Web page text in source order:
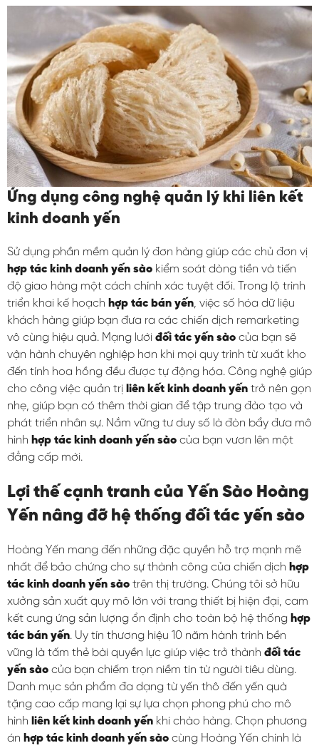
Ứng dụng công nghệ quản lý khi liên kết
kinh doanh yến
Sử dụng phần mềm quản lý đơn hàng giúp các chủ đơn vị
hợp tác kinh doanh yến sào kiểm soát dòng tiền và tiến
độ giao hàng một cách chính xác tuyệt đối. Trong lộ trình
triển khai kế hoạch hợp tác bán yến, việc số hóa dữ liệu
khách hàng giúp bạn đưa ra các chiến dịch remarketing
vô cùng hiệu quả. Mạng lưới đối tác yến sào của bạn sẽ
vận hành chuyên nghiệp hơn khi mọi quy trình từ xuất kho
đến tính hoa hồng đều được tự động hóa. Công nghệ giúp
cho công việc quản trị liên kết kinh doanh yến trở nên gọn
nhẹ, giúp bạn có thêm thời gian để tập trung đào tạo và
phát triển nhân sự. Nắm vững tư duy số là đòn bẩy đưa mô
hình hợp tác kinh doanh yến sào của bạn vươn lên một
đẳng cấp mới.
Lợi thế cạnh tranh của Yến Sào Hoàng
Yến nâng đỡ hệ thống đối tác yến sào
Hoàng Yến mang đến những đặc quyền hỗ trợ mạnh mẽ
nhất để bảo chứng cho sự thành công của chiến dịch hợp
tác kinh doanh yến sào trên thị trường. Chúng tôi sở hữu
xưởng sản xuất quy mô lớn với trang thiết bị hiện đại, cam
kết cung ứng sản lượng ổn định cho toàn bộ hệ thống hợp
tác bán yến. Uy tín thương hiệu 10 năm hành trình bền
vững là tấm thẻ bài quyền lực giúp việc trở thành đối tác
yến sào của bạn chiếm trọn niềm tin từ người tiêu dùng.
Danh mục sản phẩm đa dạng từ yến thô đến yến quà
tặng cao cấp mang lại sự lựa chọn phong phú cho mô
hình liên kết kinh doanh yến khi chào hàng. Chọn phương
án hợp tác kinh doanh yến sào cùng Hoàng Yến chính là